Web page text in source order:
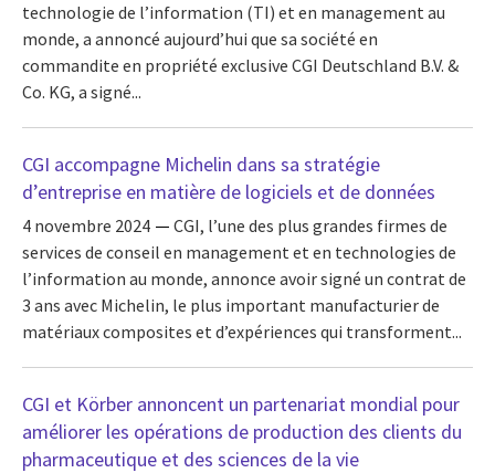
technologie de l’information (TI) et en management au
monde, a annoncé aujourd’hui que sa société en
commandite en propriété exclusive CGI Deutschland B.V. &
Co. KG, a signé...
CGI accompagne Michelin dans sa stratégie
d’entreprise en matière de logiciels et de données
4 novembre 2024
CGI, l’une des plus grandes firmes de
services de conseil en management et en technologies de
l’information au monde, annonce avoir signé un contrat de
3 ans avec Michelin, le plus important manufacturier de
matériaux composites et d’expériences qui transforment...
CGI et Körber annoncent un partenariat mondial pour
améliorer les opérations de production des clients du
pharmaceutique et des sciences de la vie